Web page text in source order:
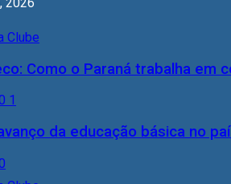
Como o Paraná trabalha
da educação básica no